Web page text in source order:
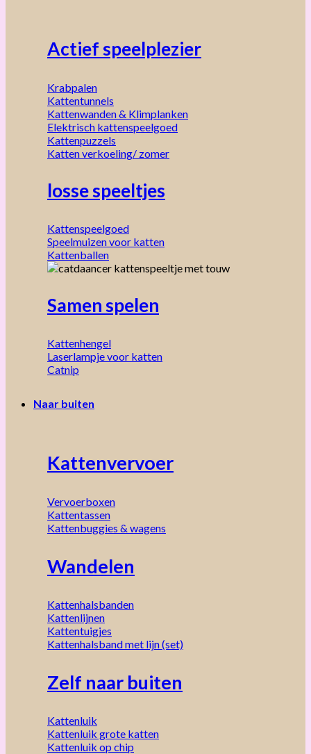
Actief speelplezier
Krabpalen
Kattentunnels
Kattenwanden & Klimplanken
Elektrisch kattenspeelgoed
Kattenpuzzels
Katten verkoeling/ zomer
losse speeltjes
Kattenspeelgoed
Speelmuizen voor katten
Kattenballen
Samen spelen
Kattenhengel
Laserlampje voor katten
Catnip
Naar buiten
Kattenvervoer
Vervoerboxen
Kattentassen
Kattenbuggies & wagens
Wandelen
Kattenhalsbanden
Kattenlijnen
Kattentuigjes
Kattenhalsband met lijn (set)
Zelf naar buiten
Kattenluik
Kattenluik grote katten
Kattenluik op chip